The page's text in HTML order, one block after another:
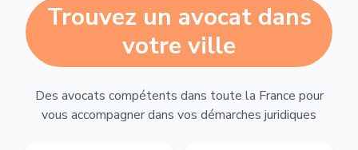
Trouvez un avocat dans
votre ville
Des avocats compétents dans toute la France pour
vous accompagner dans vos démarches juridiques